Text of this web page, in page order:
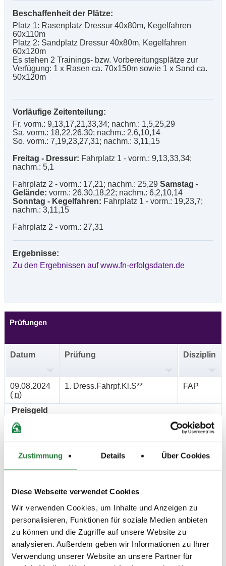
Zustimmung Details Über Cookies
Diese Webseite verwendet Cookies
Wir verwenden Cookies, um Inhalte und Anzeigen zu
personalisieren, Funktionen für soziale Medien anbieten
zu können und die Zugriffe auf unsere Website zu
analysieren. Außerdem geben wir Informationen zu Ihrer
Verwendung unserer Website an unsere Partner für
Beschaffenheit der Plätze:
Platz 1: Rasenplatz Dressur 40x80m, Kegelfahren
60x110m
Platz 2: Sandplatz Dressur 40x80m, Kegelfahren
60x120m
Es stehen 2 Trainings- bzw. Vorbereitungsplätze zur
Verfügung: 1 x Rasen ca. 70x150m sowie 1 x Sand ca.
50x120m
Vorläufige Zeitenteilung:
Fr. vorm.: 9,13,17,21,33,34; nachm.: 1,5,25,29
Sa. vorm.: 18,22,26,30; nachm.: 2,6,10,14
So. vorm.: 7,19,23,27,31; nachm.: 3,11,15
Freitag - Dressur: Fahrplatz 1 - vorm.: 9,13,33,34;
nachm.: 5,1
Fahrplatz 2 - vorm.: 17,21; nachm.: 25,29 Samstag -
Gelände: vorm.: 26,30,18,22; nachm.: 6,2,10,14
Sonntag - Kegelfahren: Fahrplatz 1 - vorm.: 19,23,7;
nachm.: 3,11,15
Fahrplatz 2 - vorm.: 27,31
Ergebnisse:
Zu den Ergebnissen auf www.fn-erfolgsdaten.de
Prüfungen
Datum Prüfung Disziplin
09.08.2024
( n)
1. Dress.Fahrpf.Kl.S** FAP
Preisgeld
LKL/Art
1 2 3 LP
(n)
Preisgeld
850,00 €
LKL/Art
1 2 3 LP
11.08.2024
(n)
3. Kegelfahren FAP
Preisgeld